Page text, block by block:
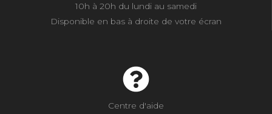
10h à 20h du lundi au samedi
Disponible en bas à droite de votre écran
Centre d'aide